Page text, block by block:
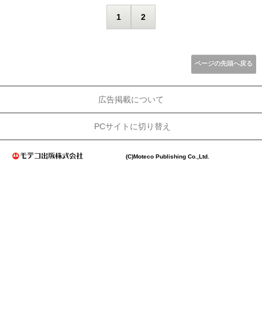
1 2
ページの先頭へ戻る
広告掲載について
PCサイトに切り替え
(C)Moteco Publishing Co.,Ltd.